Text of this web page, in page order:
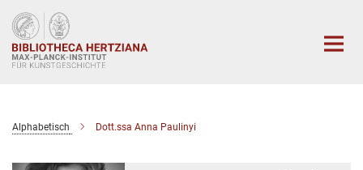
Hauptinhalt
Alphabetisch Dott.ssa Anna Paulinyi